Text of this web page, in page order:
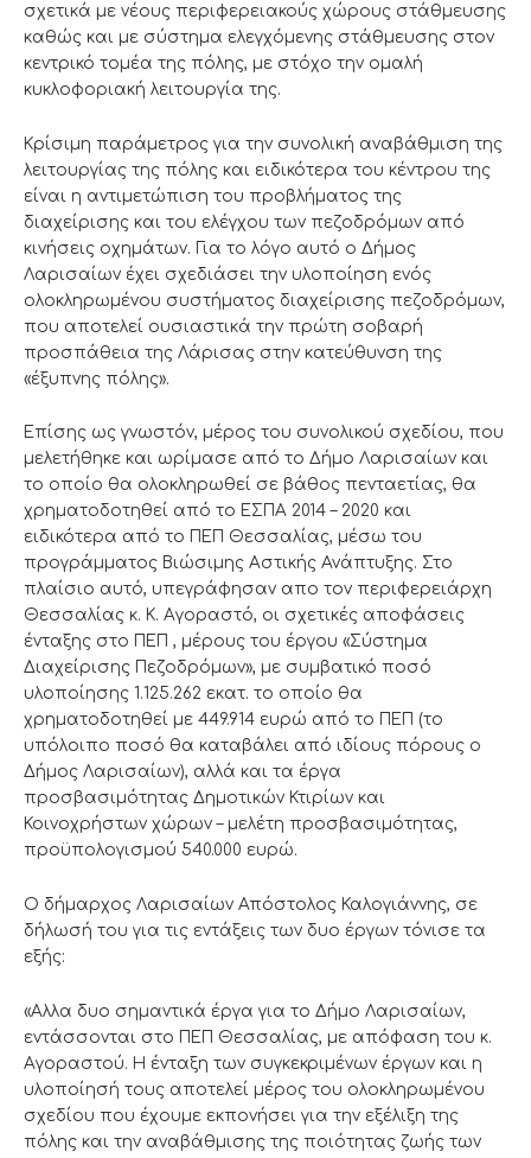
σχετικά με νέους περιφερειακούς χώρους στάθμευσης
καθώς και με σύστημα ελεγχόμενης στάθμευσης στον
κεντρικό τομέα της πόλης, με στόχο την ομαλή
κυκλοφοριακή λειτουργία της.
Κρίσιμη παράμετρος για την συνολική αναβάθμιση της
λειτουργίας της πόλης και ειδικότερα του κέντρου της
είναι η αντιμετώπιση του προβλήματος της
διαχείρισης και του ελέγχου των πεζοδρόμων από
κινήσεις οχημάτων. Για το λόγο αυτό ο Δήμος
Λαρισαίων έχει σχεδιάσει την υλοποίηση ενός
ολοκληρωμένου συστήματος διαχείρισης πεζοδρόμων,
που αποτελεί ουσιαστικά την πρώτη σοβαρή
προσπάθεια της Λάρισας στην κατεύθυνση της
«έξυπνης πόλης».
Επίσης ως γνωστόν, μέρος του συνολικού σχεδίου, που
μελετήθηκε και ωρίμασε από το Δήμο Λαρισαίων και
το οποίο θα ολοκληρωθεί σε βάθος πενταετίας, θα
χρηματοδοτηθεί από το ΕΣΠΑ 2014 – 2020 και
ειδικότερα από το ΠΕΠ Θεσσαλίας, μέσω του
προγράμματος Βιώσιμης Αστικής Ανάπτυξης. Στο
πλαίσιο αυτό, υπεγράφησαν απο τον περιφερειάρχη
Θεσσαλίας κ. Κ. Αγοραστό, οι σχετικές αποφάσεις
ένταξης στο ΠΕΠ , μέρους του έργου «Σύστημα
Διαχείρισης Πεζοδρόμων», με συμβατικό ποσό
υλοποίησης 1.125.262 εκατ. το οποίο θα
χρηματοδοτηθεί με 449.914 ευρώ από το ΠΕΠ (το
υπόλοιπο ποσό θα καταβάλει από ιδίους πόρους ο
Δήμος Λαρισαίων), αλλά και τα έργα
προσβασιμότητας Δημοτικών Κτιρίων και
Κοινοχρήστων χώρων – μελέτη προσβασιμότητας,
προϋπολογισμού 540.000 ευρώ.
Ο δήμαρχος Λαρισαίων Απόστολος Καλογιάννης, σε
δήλωσή του για τις εντάξεις των δυο έργων τόνισε τα
εξής:
«Αλλα δυο σημαντικά έργα για το Δήμο Λαρισαίων,
εντάσσονται στο ΠΕΠ Θεσσαλίας, με απόφαση του κ.
Αγοραστού. Η ένταξη των συγκεκριμένων έργων και η
υλοποίησή τους αποτελεί μέρος του ολοκληρωμένου
σχεδίου που έχουμε εκπονήσει για την εξέλιξη της
πόλης και την αναβάθμισης της ποιότητας ζωής των